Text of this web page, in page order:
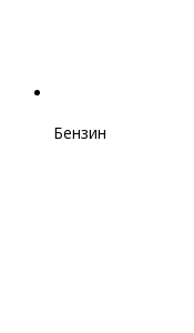
Бензин